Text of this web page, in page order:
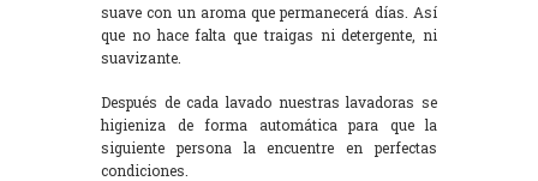
suave con un aroma que permanecerá días. Así
que no hace falta que traigas ni detergente, ni
suavizante.
Después de cada lavado nuestras lavadoras se
higieniza de forma automática para que la
siguiente persona la encuentre en perfectas
condiciones.